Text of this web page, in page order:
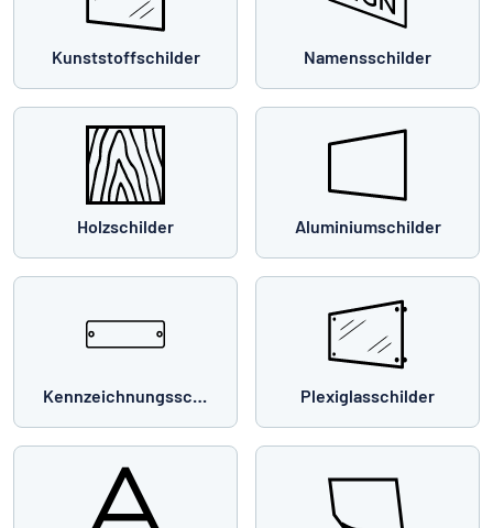
Kunststoffschilder Namensschilder
Holzschilder Aluminiumschilder
Kennzeichnungsschilder Plexiglasschilder